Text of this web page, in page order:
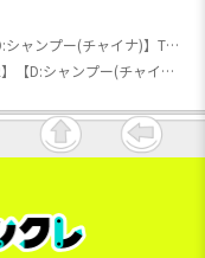
【らんま1/2】【D:シャンプー(チャイナ)】TVアニメ「らんま1/2」 バッグ型ミニポーチ
【らんま1/2】【D:シャンプー(チャイナ)】TVアニメ「らんま1/2」 バッグ型ミニポーチ